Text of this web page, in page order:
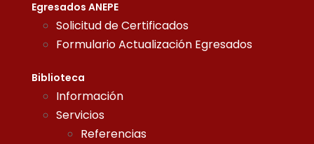
Egresados ANEPE
Solicitud de Certificados
Formulario Actualización Egresados
Biblioteca
Información
Servicios
Referencias